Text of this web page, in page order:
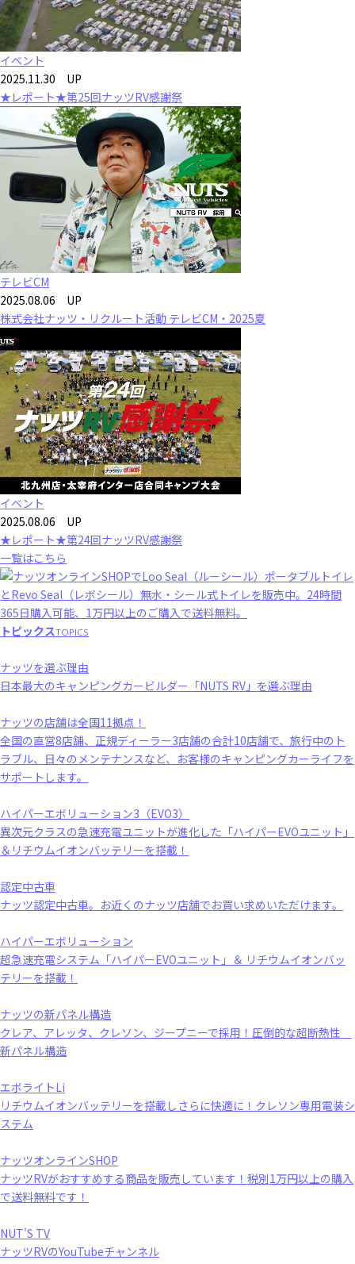
イベント
2025.11.30 UP
★レポート★第25回ナッツRV感謝祭
テレビCM
2025.08.06 UP
株式会社ナッツ・リクルート活動 テレビCM・2025夏
イベント
2025.08.06 UP
★レポート★第24回ナッツRV感謝祭
一覧はこちら
トピックスTOPICS
ナッツを選ぶ理由
日本最大のキャンピングカービルダー「NUTS RV」を選ぶ理由
ナッツの店舗は全国11拠点！
全国の直営8店舗、正規ディーラー3店舗の合計10店舗で、旅行中のト
ラブル、日々のメンテナンスなど、お客様のキャンピングカーライフを
サポートします。
ハイパーエボリューション3（EVO3）
異次元クラスの急速充電ユニットが進化した「ハイパーEVOユニット」
＆リチウムイオンバッテリーを搭載！
認定中古車
ナッツ認定中古車。お近くのナッツ店舗でお買い求めいただけます。
ハイパーエボリューション
超急速充電システム「ハイパーEVOユニット」＆ リチウムイオンバッ
テリーを搭載！
ナッツの新パネル構造
クレア、アレッタ、クレソン、ジープニーで採用！圧倒的な超断熱性
新パネル構造
エボライトLi
リチウムイオンバッテリーを搭載しさらに快適に！クレソン専用電装シ
ステム
ナッツオンラインSHOP
ナッツRVがおすすめする商品を販売しています！税別1万円以上の購入
で送料無料です！
NUT'S TV
ナッツRVのYouTubeチャンネル